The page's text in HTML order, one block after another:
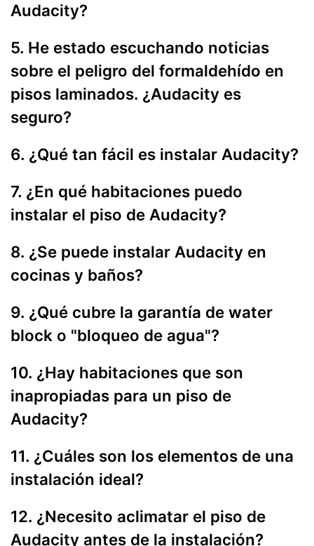
Audacity?
5. He estado escuchando noticias
sobre el peligro del formaldehído en
pisos laminados. ¿Audacity es
seguro?
6. ¿Qué tan fácil es instalar Audacity?
7. ¿En qué habitaciones puedo
instalar el piso de Audacity?
8. ¿Se puede instalar Audacity en
cocinas y baños?
9. ¿Qué cubre la garantía de water
block o "bloqueo de agua"?
10. ¿Hay habitaciones que son
inapropiadas para un piso de
Audacity?
11. ¿Cuáles son los elementos de una
instalación ideal?
12. ¿Necesito aclimatar el piso de
Audacity antes de la instalación?